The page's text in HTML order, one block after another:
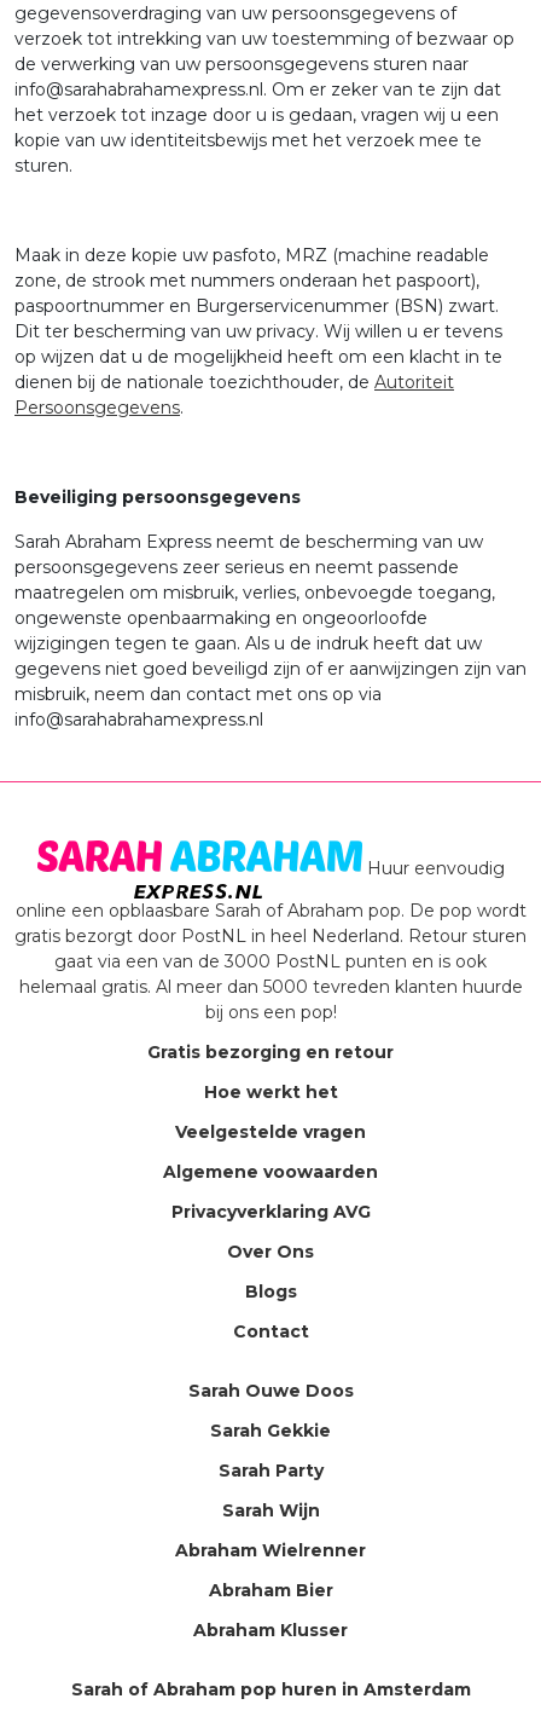
gegevensoverdraging van uw persoonsgegevens of
verzoek tot intrekking van uw toestemming of bezwaar op
de verwerking van uw persoonsgegevens sturen naar
info@sarahabrahamexpress.nl. Om er zeker van te zijn dat
het verzoek tot inzage door u is gedaan, vragen wij u een
kopie van uw identiteitsbewijs met het verzoek mee te
sturen.
Maak in deze kopie uw pasfoto, MRZ (machine readable
zone, de strook met nummers onderaan het paspoort),
paspoortnummer en Burgerservicenummer (BSN) zwart.
Dit ter bescherming van uw privacy. Wij willen u er tevens
op wijzen dat u de mogelijkheid heeft om een klacht in te
dienen bij de nationale toezichthouder, de Autoriteit
Persoonsgegevens.
Beveiliging persoonsgegevens
Sarah Abraham Express neemt de bescherming van uw
persoonsgegevens zeer serieus en neemt passende
maatregelen om misbruik, verlies, onbevoegde toegang,
ongewenste openbaarmaking en ongeoorloofde
wijzigingen tegen te gaan. Als u de indruk heeft dat uw
gegevens niet goed beveiligd zijn of er aanwijzingen zijn van
misbruik, neem dan contact met ons op via
info@sarahabrahamexpress.nl
Huur eenvoudig
online een opblaasbare Sarah of Abraham pop. De pop wordt
gratis bezorgt door PostNL in heel Nederland. Retour sturen
gaat via een van de 3000 PostNL punten en is ook
helemaal gratis. Al meer dan 5000 tevreden klanten huurde
bij ons een pop!
Gratis bezorging en retour
Hoe werkt het
Veelgestelde vragen
Algemene voowaarden
Privacyverklaring AVG
Over Ons
Blogs
Contact
Sarah Ouwe Doos
Sarah Gekkie
Sarah Party
Sarah Wijn
Abraham Wielrenner
Abraham Bier
Abraham Klusser
Sarah of Abraham pop huren in Amsterdam